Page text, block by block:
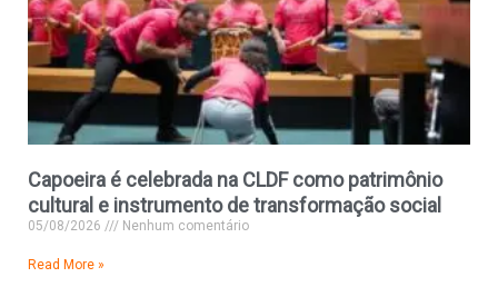
Capoeira é celebrada na CLDF como patrimônio
cultural e instrumento de transformação social
05/08/2026 Nenhum comentário
Read More »